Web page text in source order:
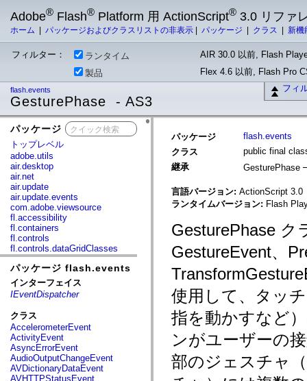
Adobe® Flash® Platform 用 ActionScript® 3.0 リファ
ホーム パッケージおよびクラスリストの非表示 パッケージ クラス 新
フィルター： ランタイム
AIR 30.0 以前, Flash
製品
Flex 4.6 以前, Flash Pro
フィ
flash.events
GesturePhase - AS3
パッケージ
トップレベル
adobe.utils
air.desktop
air.net
air.update
air.update.events
com.adobe.viewsource
fl.accessibility
fl.containers
fl.controls
fl.controls.dataGridClasses
fl.controls.listClasses
fl.controls.progressBarClasses
fl.core
fl.data
fl.display
fl.events
fl.ik
fl.lang
fl.livepreview
fl.managers
fl.motion
fl.motion.easing
パッケージ flash.events
インターフェイス
IEventDispatcher
クラス
AccelerometerEvent
ActivityEvent
AsyncErrorEvent
AudioOutputChangeEvent
AVDictionaryDataEvent
AVHTTPStatusEvent
パッケージ
flash.events
クラス
public final
継承
GesturePhase
言語バージョン: ActionScript 3.0
ランタイムバージョン: Flash
GesturePhase ク
GestureEvent、
使用して、タッ
指を動かすなど
ンがユーザーの
部のジェスチャ